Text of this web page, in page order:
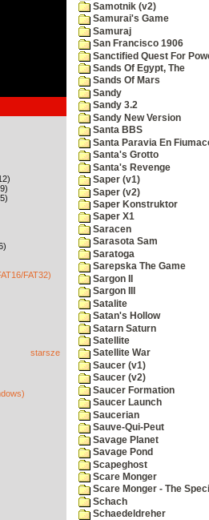
FAT32)
starsze
Samotnik (v2)
Samurai's Game
Samuraj
San Francisco 1906
Sanctified Quest For
Sands Of Egypt, The
Sands Of Mars
Sandy
Sandy 3.2
Sandy New Version
Santa BBS
Santa Paravia En
Santa's Grotto
Santa's Revenge
Saper (v1)
Saper (v2)
Saper Konstruktor
Saper X1
Saracen
Sarasota Sam
Saratoga
Sarepska The Game
Sargon II
Sargon III
Satalite
Satan's Hollow
Satarn Saturn
Satellite
Satellite War
Saucer (v1)
Saucer (v2)
Saucer Formation
Saucer Launch
Saucerian
Sauve-Qui-Peut
Savage Planet
Savage Pond
Scapeghost
Scare Monger
Scare Monger - The
Schach
Schaedeldreher